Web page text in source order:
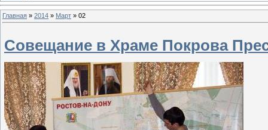
Главная » 2014 » Март » 02
Совещание в Храме Покрова